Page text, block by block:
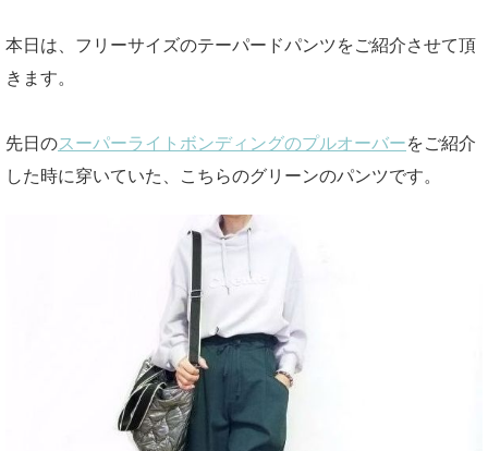
本日は、フリーサイズのテーパードパンツをご紹介させて頂
きます。
先日のスーパーライトボンディングのプルオーバーをご紹介
した時に穿いていた、こちらのグリーンのパンツです。